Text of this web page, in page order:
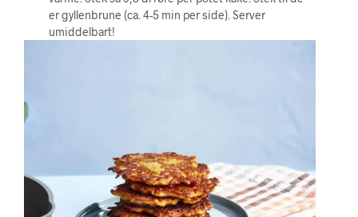
er gyllenbrune (ca. 4-5 min per side). Server
umiddelbart!